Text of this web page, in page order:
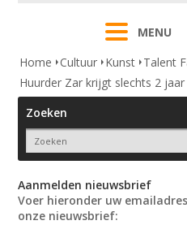
MENU
Home
Cultuur Kunst Talent
Huurder Zar krijgt slechts 2
Zoeken
Aanmelden nieuwsbrief
Voer hieronder uw
onze nieuwsbrief: